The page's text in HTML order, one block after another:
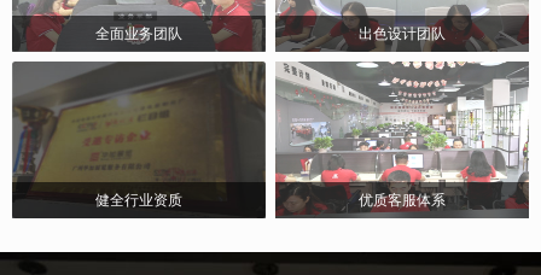
全面业务团队 出色设计团队
健全行业资质 优质客服体系